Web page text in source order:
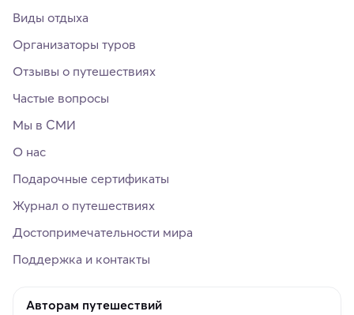
Виды отдыха
Организаторы туров
Отзывы о путешествиях
Частые вопросы
Мы в СМИ
О нас
Подарочные сертификаты
Журнал о путешествиях
Достопримечательности мира
Поддержка и контакты
Авторам путешествий